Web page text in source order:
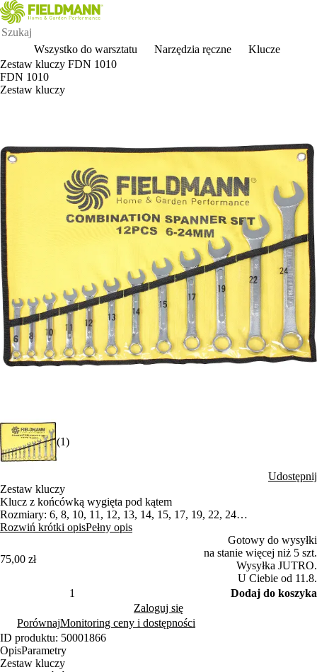
Wszystko do warsztatu Narzędzia ręczne
Klucze
Zestaw kluczy FDN 1010
FDN 1010
Zestaw kluczy
(1)
Udostępnij
Zestaw kluczy
Klucz z końcówką wygięta pod kątem
Rozmiary: 6, 8, 10, 11, 12, 13, 14, 15, 17, 19, 22, 24
Opakowanie materiałowe, łatwe do przechowywania
Rozwiń krótki opisPełny opis
75,00 zł
Gotowy do wysyłki
na stanie więcej niż 5 szt.
Wysyłka JUTRO.
U Ciebie od 11.8.
Dodaj do koszyka
Zaloguj się
PorównajMonitoring ceny i dostępności
ID produktu: 50001866
OpisParametry
Zestaw kluczy